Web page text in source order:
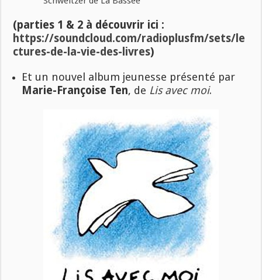
(parties 1 & 2 à découvrir ici :
https://soundcloud.com/radioplusfm/sets/le
ctures-de-la-vie-des-livres)
Et un nouvel album jeunesse présenté par
Marie-Françoise Ten, de Lis avec moi.